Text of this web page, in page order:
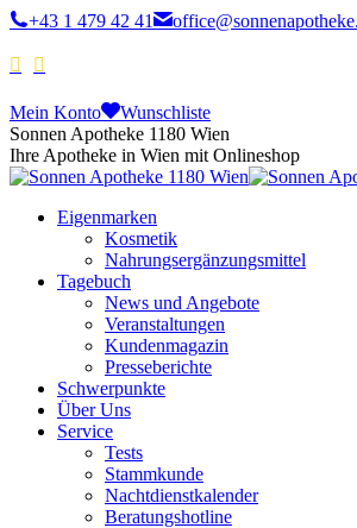
+43 1 479 42 41
Mein Konto
Wunschliste
Sonnen Apotheke 1180 Wien
Ihre Apotheke in Wien mit Onlineshop
Eigenmarken
Kosmetik
Nahrungsergänzungsmittel
Tagebuch
News und Angebote
Veranstaltungen
Kundenmagazin
Presseberichte
Schwerpunkte
Über Uns
Service
Tests
Stammkunde
Nachtdienstkalender
Beratungshotline